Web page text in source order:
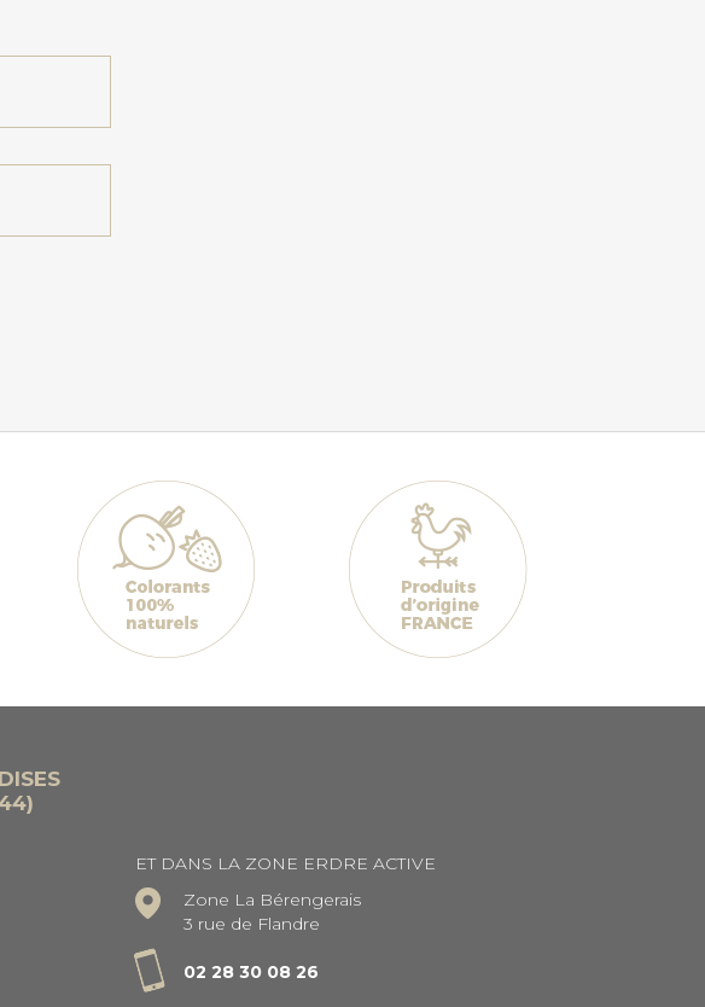
ET DANS LA ZONE ERDRE ACTIVE
Zone La Bérengerais
3 rue de Flandre
02 28 30 08 26